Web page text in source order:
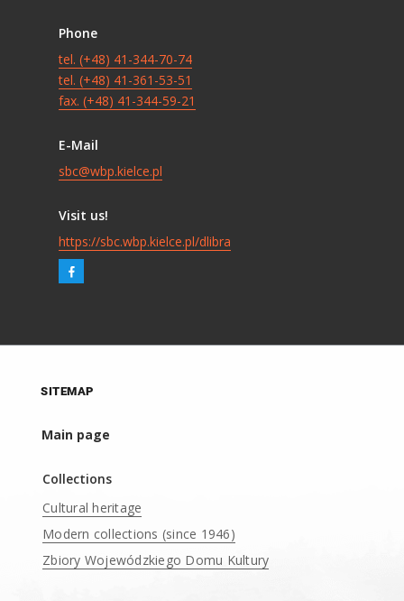
Phone
tel. (+48) 41-344-70-74
tel. (+48) 41-361-53-51
fax. (+48) 41-344-59-21
E-Mail
sbc@wbp.kielce.pl
Visit us!
https://sbc.wbp.kielce.pl/dlibra
SITEMAP
Main page
Collections
Cultural heritage
Modern collections (since 1946)
Zbiory Wojewódzkiego Domu Kultury